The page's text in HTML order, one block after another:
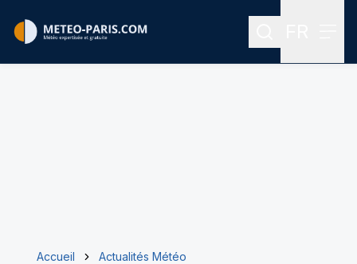
Rechercher
Accueil
Actualités Météo